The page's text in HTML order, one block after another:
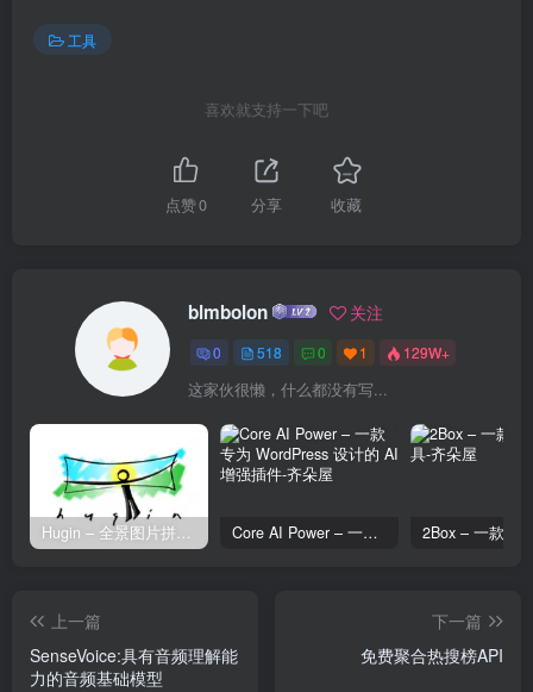
工具
喜欢就支持一下吧
点赞0 分享 收藏
blmbolon 关注
0 518 0 1 129W+
这家伙很懒，什么都没有写...
Hugin – 全景图片拼接工具 Core AI Power – 一款专为 WordPress 设计的 AI 增强插件
上一篇
SenseVoice:具有音频理解能
力的音频基础模型
下一篇
免费聚合热搜榜API